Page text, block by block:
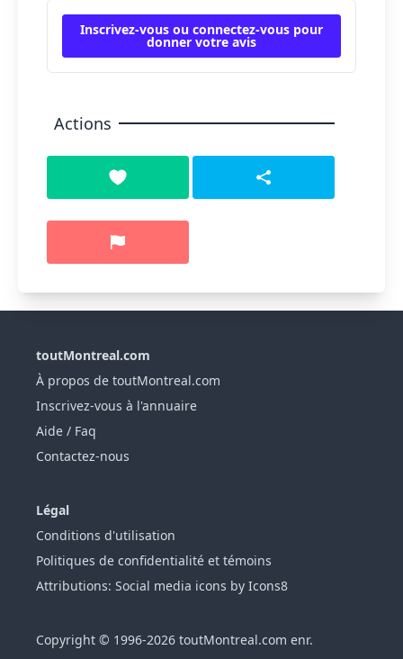
Inscrivez-vous ou connectez-vous pour
donner votre avis
Actions
toutMontreal.com
À propos de toutMontreal.com
Inscrivez-vous à l'annuaire
Aide / Faq
Contactez-nous
Légal
Conditions d'utilisation
Politiques de confidentialité et témoins
Attributions: Social media icons by Icons8
Copyright © 1996-2026 toutMontreal.com enr.